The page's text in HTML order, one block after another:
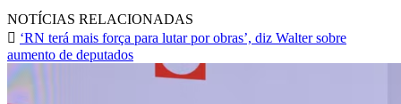
NOTÍCIAS RELACIONADAS
‘RN terá mais força para lutar por obras’, diz Walter sobre
aumento de deputados